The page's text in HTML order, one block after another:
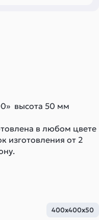
высота 50 мм
в любом цвете
изготовления от 2
400х400х50